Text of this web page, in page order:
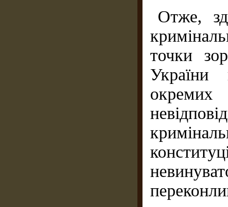
Отже,
точки
України